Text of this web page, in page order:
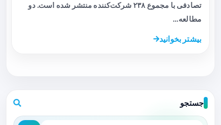
تصادفی با مجموع ۲۳۸ شرکت‌کننده منتشر شده است. دو
مطالعه…
بیشتر بخوانید
جستجو